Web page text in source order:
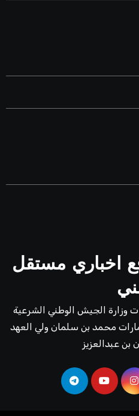
اخباري مستقل
وزارة الجيش الوطني الشرعية
محمد بن سلمان ولي العهد
بن عبدالعزيز